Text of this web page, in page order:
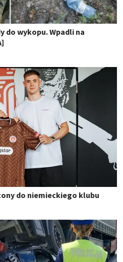
do wykopu. Wpadli na
do niemieckiego klubu